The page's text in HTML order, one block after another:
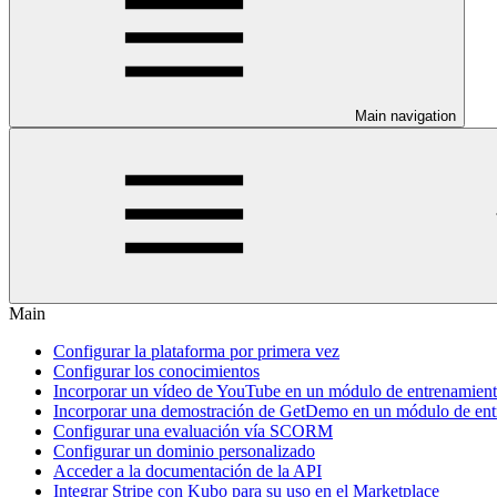
Main navigation
Main
Configurar la plataforma por primera vez
Configurar los conocimientos
Incorporar un vídeo de YouTube en un módulo de
Incorporar una demostración de GetDemo en un módulo de
Configurar una evaluación vía SCORM
Configurar un dominio personalizado
Acceder a la documentación de la API
Integrar Stripe con Kubo para su uso en el Marketplace